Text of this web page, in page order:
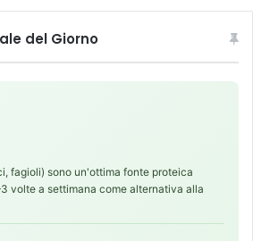
del Giorno
fagioli) sono un'ottima fonte proteica
volte a settimana come alternativa alla